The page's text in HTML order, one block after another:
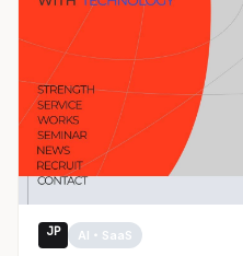
JP AI・SaaS